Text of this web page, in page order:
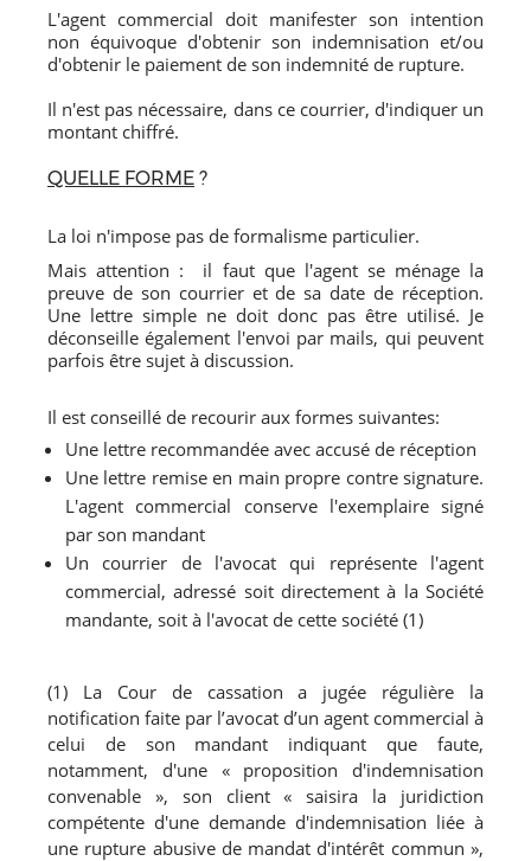
L'agent commercial doit manifester son intention
non équivoque d'obtenir son indemnisation et/ou
d'obtenir le paiement de son indemnité de rupture.
Il n'est pas nécessaire, dans ce courrier, d'indiquer un
montant chiffré.
QUELLE FORME ?
La loi n'impose pas de formalisme particulier.
Mais attention : il faut que l'agent se ménage la
preuve de son courrier et de sa date de réception.
Une lettre simple ne doit donc pas être utilisé. Je
déconseille également l'envoi par mails, qui peuvent
parfois être sujet à discussion.
Il est conseillé de recourir aux formes suivantes:
Une lettre recommandée avec accusé de réception
Une lettre remise en main propre contre signature.
L'agent commercial conserve l'exemplaire signé
par son mandant
Un courrier de l'avocat qui représente l'agent
commercial, adressé soit directement à la Société
mandante, soit à l'avocat de cette société (1)
(1) La Cour de cassation a jugée régulière la
notification faite par l’avocat d’un agent commercial à
celui de son mandant indiquant que faute,
notamment, d'une « proposition d'indemnisation
convenable », son client « saisira la juridiction
compétente d'une demande d'indemnisation liée à
une rupture abusive de mandat d'intérêt commun »,